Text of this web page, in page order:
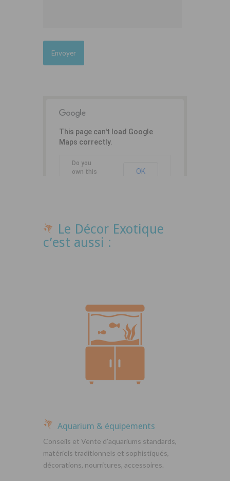
This page can't load Google
Maps correctly.
Do you
own this
OK
Le Décor Exotique
c’est aussi :
Aquarium & équipements
Conseils et Vente d’aquariums standards,
matériels traditionnels et sophistiqués,
décorations, nourritures, accessoires.